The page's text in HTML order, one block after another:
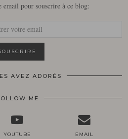
email pour souscrire à ce blog:
AVEZ ADORÉS
ME
YOUTUBE EMAIL